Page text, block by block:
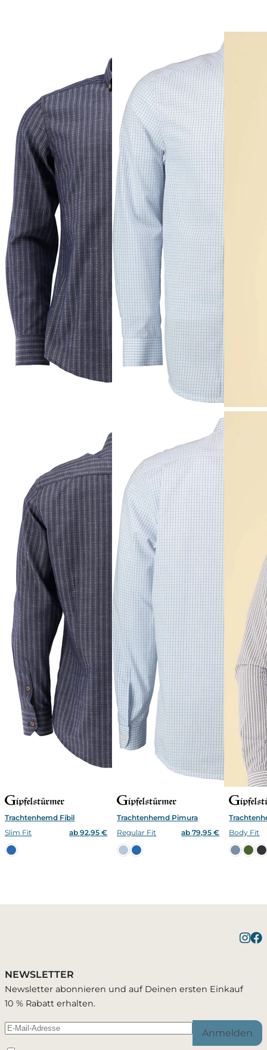
Trachtenhemd Fibil
Slim Fit
ab 92,95 €
Trachtenhemd Pimura
Regular Fit
ab 79,95 €
Body Fit
1 Artikel wurde in Deinen Warenkorb gelegt
Passend zu diesem Artikel
Du wirst per E-Mail benachrichtigt, sobald der
Artikel wieder verfügbar ist.
NEWSLETTER
Newsletter abonnieren und auf Deinen ersten Einkauf
10 % Rabatt erhalten.
Anmelden